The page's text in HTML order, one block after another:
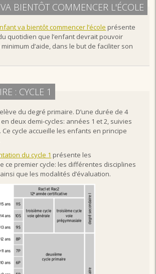
BIENTÔT COMMENCER L'ÉCOLE
va bientôt commencer l’école présente
quotidien que l’enfant devrait pouvoir
d’aide, dans le but de faciliter son
: CYCLE 1
du degré primaire. D’une durée de 4
deux demi-cycles: années 1 et 2, suivies
Ce cycle accueille les enfants en principe
du cycle 1 présente les
ce premier cycle: les différentes disciplines
que les modalités d’évaluation.